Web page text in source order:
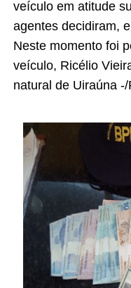
veículo em atitude
agentes decidiram,
Neste momento foi
veículo, Ricélio
natural de Uiraúna